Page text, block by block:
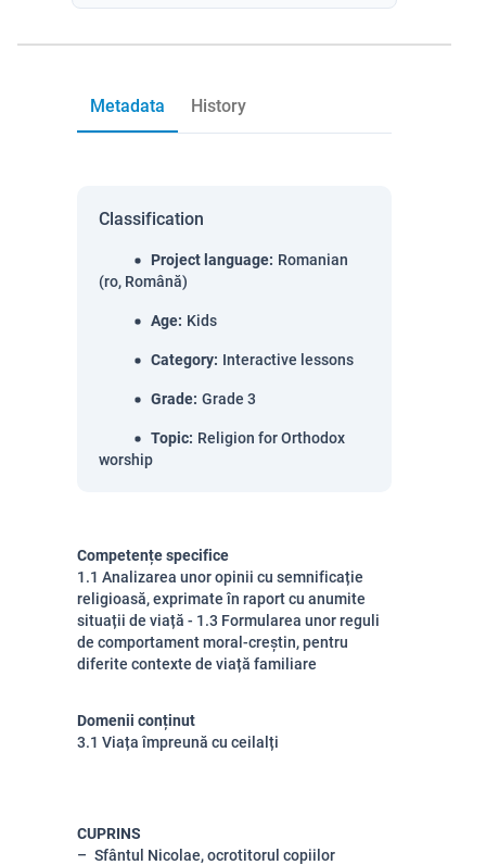
Metadata History
Classification
Project language: Romanian
(ro, Română)
Age: Kids
Category: Interactive lessons
Grade: Grade 3
Topic: Religion for Orthodox
worship
Competențe specifice
1.1 Analizarea unor opinii cu semnificație
religioasă, exprimate în raport cu anumite
situații de viață - 1.3 Formularea unor reguli
de comportament moral-creștin, pentru
diferite contexte de viață familiare
Domenii conținut
3.1 Viața împreună cu ceilalți
CUPRINS
Sfântul Nicolae, ocrotitorul copiilor